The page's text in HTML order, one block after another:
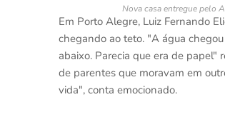
Nova casa entregue pelo
Em Porto Alegre, Luiz Fernando
chegando ao teto. "A água
abaixo. Parecia que era de papel"
de parentes que moravam em
vida", conta emocionado.